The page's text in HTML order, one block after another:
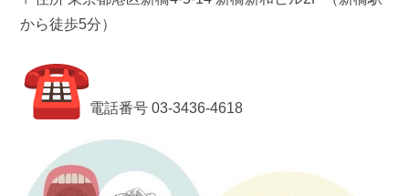
から徒歩5分）
電話番号 03-3436-4618